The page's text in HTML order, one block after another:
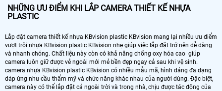
NHỮNG ƯU ĐIỂM KHI LẮP CAMERA THIẾT KẾ NHỰA
PLASTIC
Lắp đặt camera thiết kế nhựa KBvision plastic KBvision mang lại nhiều ưu điểm
vượt trội nhựa KBvision plastic KBvision nhẹ giúp việc lắp đặt trở nên dễ dàng
và nhanh chóng. Chất liệu này còn có khả năng chống oxy hóa cao giúp
camera luôn giữ được vẻ ngoài mới mẻ bền đẹp ngay cả sau khi vệ sinh.
camera nhựa KBvision plastic KBvision có nhiều mẫu mã, hình dáng đa dạng
đáp ứng nhu cầu thẩm mỹ và chức năng khác nhau của người dùng. Đặc biệt,
camera này có thể lắp đặt cả ngoài trời và trong nhà, chịu được tác động của